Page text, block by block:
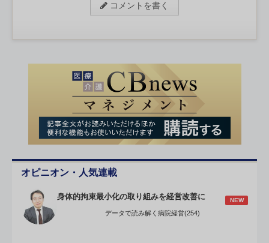
コメントを書く
オピニオン・人気連載
身体的拘束最小化の取り組みを経営改善に NEW
データで読み解く病院経営(254)